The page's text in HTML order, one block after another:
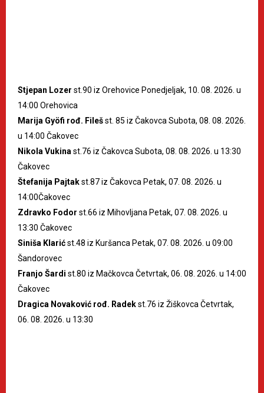
Stjepan Lozer st.90 iz Orehovice Ponedjeljak, 10. 08. 2026. u
14:00 Orehovica
Marija Gyöfi rođ. Filešst. 85 iz Čakovca Subota, 08. 08. 2026.
u 14:00 Čakovec
Nikola Vukinast.76 iz Čakovca Subota, 08. 08. 2026. u 13:30
Čakovec
Štefanija Pajtakst.87 iz Čakovca Petak, 07. 08. 2026. u
14:00Čakovec
Zdravko Fodor st.66 iz Mihovljana Petak, 07. 08. 2026. u
13:30 Čakovec
Siniša Klarićst.48 iz Kuršanca Petak, 07. 08. 2026. u 09:00
Šandorovec
Franjo Šardi st.80 iz Mačkovca Četvrtak, 06. 08. 2026. u 14:00
Čakovec
Dragica Novaković rođ. Radekst.76 iz Žiškovca Četvrtak,
06. 08. 2026. u 13:30